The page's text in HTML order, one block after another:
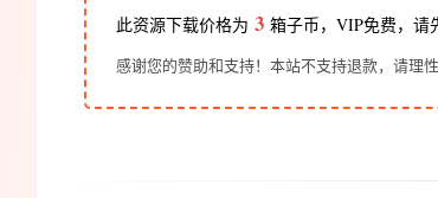
此资源下载价格为 3 箱子币，VIP免费，请
感谢您的赞助和支持！本站不支持退款，请理